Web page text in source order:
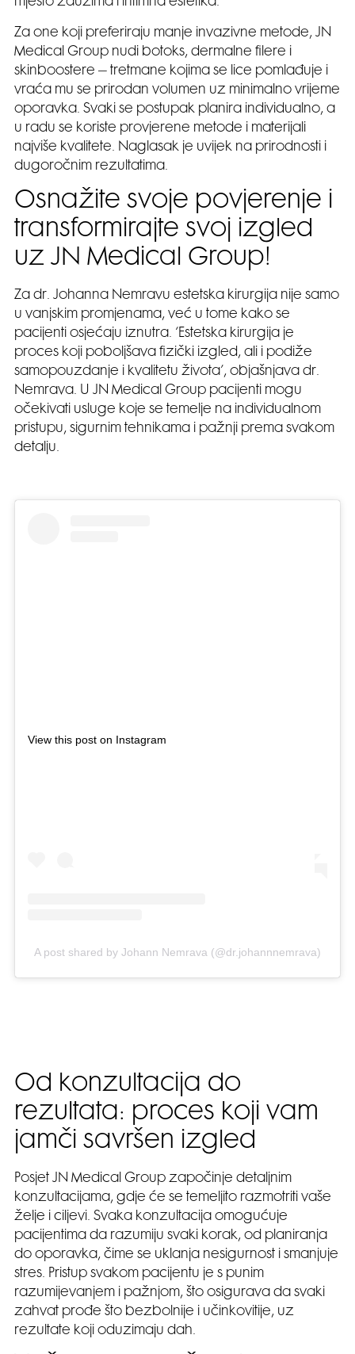
Za one koji preferiraju manje invazivne metode, JN
Medical Group nudi botoks, dermalne filere i
skinboostere – tretmane kojima se lice pomlađuje i
vraća mu se prirodan volumen uz minimalno vrijeme
oporavka. Svaki se postupak planira individualno, a
u radu se koriste provjerene metode i materijali
najviše kvalitete. Naglasak je uvijek na prirodnosti i
dugoročnim rezultatima.
Osnažite svoje povjerenje i
transformirajte svoj izgled
uz JN Medical Group!
Za dr. Johanna Nemravu estetska kirurgija nije samo
u vanjskim promjenama, već u tome kako se
pacijenti osjećaju iznutra. ‘Estetska kirurgija je
proces koji poboljšava fizički izgled, ali i podiže
samopouzdanje i kvalitetu života’, objašnjava dr.
Nemrava. U JN Medical Group pacijenti mogu
očekivati usluge koje se temelje na individualnom
pristupu, sigurnim tehnikama i pažnji prema svakom
detalju.
View this post on Instagram
A post shared by Johann Nemrava (@dr.johannnemrava)
Od konzultacija do
rezultata: proces koji vam
jamči savršen izgled
Posjet JN Medical Group započinje detaljnim
konzultacijama, gdje će se temeljito razmotriti vaše
želje i ciljevi. Svaka konzultacija omogućuje
pacijentima da razumiju svaki korak, od planiranja
do oporavka, čime se uklanja nesigurnost i smanjuje
stres. Pristup svakom pacijentu je s punim
razumijevanjem i pažnjom, što osigurava da svaki
zahvat prođe što bezbolnije i učinkovitije, uz
rezultate koji oduzimaju dah.